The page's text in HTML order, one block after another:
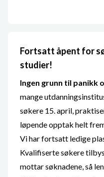
Fortsatt åpent for
studier!
Ingen grunn til panikk
mange
søkere 15. april,
løpende opptak helt
Vi har fortsatt ledige
Kvalifiserte søkere
mottar søknadene, så